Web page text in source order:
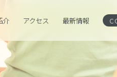
介 アクセス 最新情報